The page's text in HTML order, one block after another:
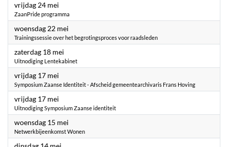
vrijdag 24 mei
ZaanPride programma
woensdag 22 mei
Trainingssessie over het begrotingsproces voor raadsleden
zaterdag 18 mei
Uitnodiging Lentekabinet
vrijdag 17 mei
Symposium Zaanse Identiteit - Afscheid gemeentearchivaris Frans Hoving
vrijdag 17 mei
Uitnodiging Symposium Zaanse identiteit
woensdag 15 mei
Netwerkbijeenkomst Wonen